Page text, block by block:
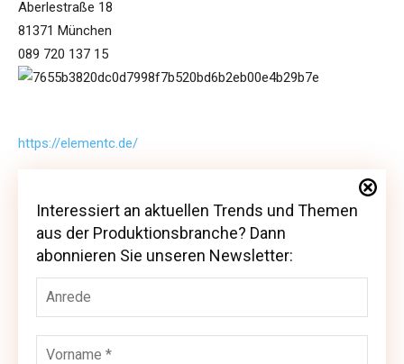
Aberlestraße 18
81371 München
089 720 137 15
https://elementc.de/
Interessiert an aktuellen Trends und Themen
aus der Produktionsbranche? Dann abonnieren
Sie unseren Newsletter:
Interessiert an aktuellen Trends und Themen
aus der Produktionsbranche? Dann
abonnieren Sie unseren Newsletter: